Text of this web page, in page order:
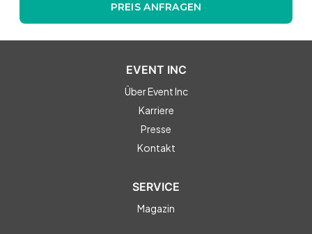
PREIS ANFRAGEN
EVENT INC
Über Event Inc
Karriere
Presse
Kontakt
SERVICE
Magazin